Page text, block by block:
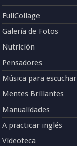
FullCollage
Galería de Fotos
Nutrición
Pensadores
Música para escuchar
Mentes Brillantes
Manualidades
A practicar inglés
Videoteca